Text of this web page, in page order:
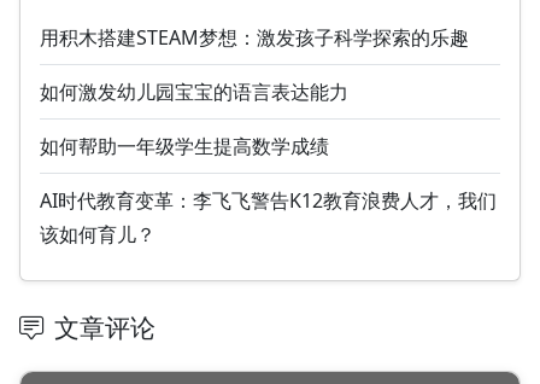
用积木搭建STEAM梦想：激发孩子科学探索的乐趣
如何激发幼儿园宝宝的语言表达能力
如何帮助一年级学生提高数学成绩
AI时代教育变革：李飞飞警告K12教育浪费人才，我们
该如何育儿？
文章评论